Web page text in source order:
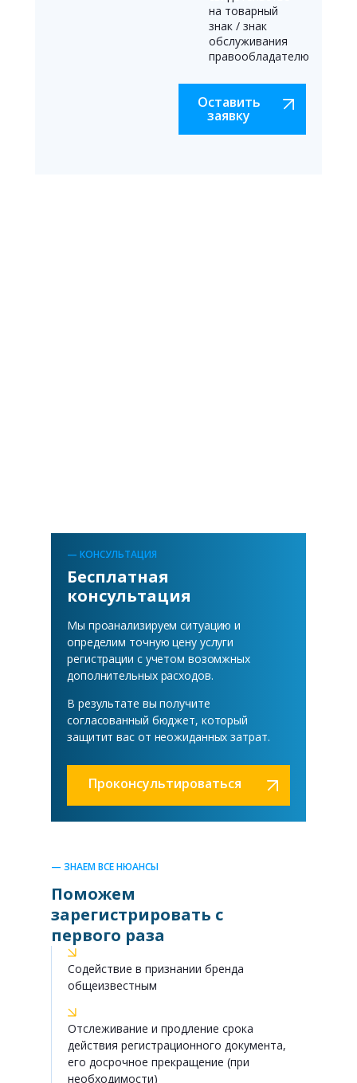
на товарный
знак / знак
обслуживания
правообладателю
Оставить
заявку
— КОНСУЛЬТАЦИЯ
Бесплатная
консультация
Мы проанализируем ситуацию и
определим точную цену услуги
регистрации с учетом возомжных
дополнительных расходов.
В результате вы получите
согласованный бюджет, который
защитит вас от неожиданных затрат.
Проконсультироваться
— ЗНАЕМ ВСЕ НЮАНСЫ
Поможем
зарегистрировать с
первого раза
Отслеживание и продление срока
действия регистрационного документа,
его досрочное прекращение (при
необходимости)
Содействие в признании бренда
общеизвестным